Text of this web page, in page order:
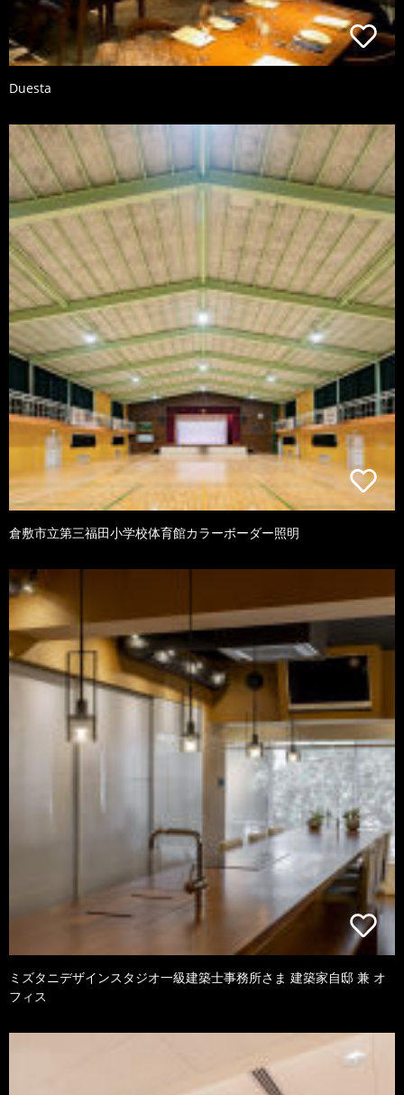
Duesta
倉敷市立第三福田小学校体育館カラーボーダー照明
ミズタニデザインスタジオ一級建築士事務所さま 建築家自邸 兼 オ
フィス